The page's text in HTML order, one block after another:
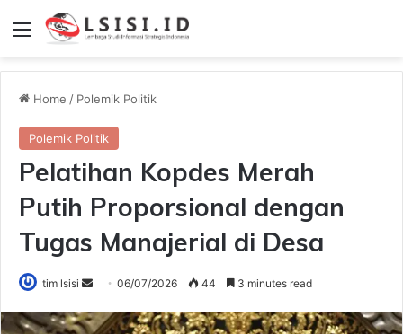
Menu
Home / Polemik Politik
Polemik Politik
Pelatihan Kopdes Merah
Putih Proporsional dengan
Tugas Manajerial di Desa
tim lsisi
Send
email
06/07/2026 44 3 minutes read